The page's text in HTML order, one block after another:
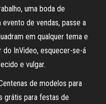
uma boda de
de vendas, passe a
em qualquer tema e
do InVideo, esquecer-se-á
e vulgar.
de modelos para
grátis para festas de